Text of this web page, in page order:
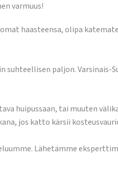
varmuus!
haasteensa, olipa
paljon. Varsinais-
huipussaan, tai muuten
jos katto kärsii
Lähetämme